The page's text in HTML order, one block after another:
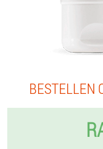
BESTELLEN